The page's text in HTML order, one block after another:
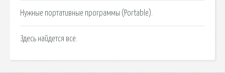
Нужные портативные программы (Portable).
Здесь найдется все.